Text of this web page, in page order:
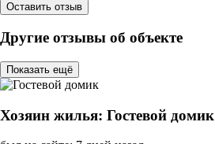
Оставить отзыв
Другие отзывы об объекте
Показать ещё
Хозяин жилья: Гостевой домик